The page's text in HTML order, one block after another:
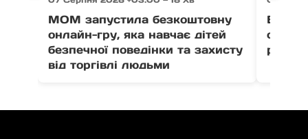
МОМ запустила безкоштовну
онлайн-гру, яка навчає дітей
безпечної поведінки та захисту
від торгівлі людьми